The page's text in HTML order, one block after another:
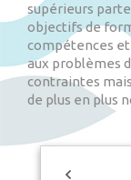
supérieurs
objectifs de
compétences
aux problèmes
contraintes
de plus en plus